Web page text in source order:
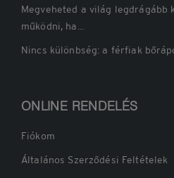
Megveheted a világ legdrágább
működni, ha…
Nincs különbség: a férfiak
ONLINE RENDELÉS
Fiókom
Általános Szerződési Feltételek